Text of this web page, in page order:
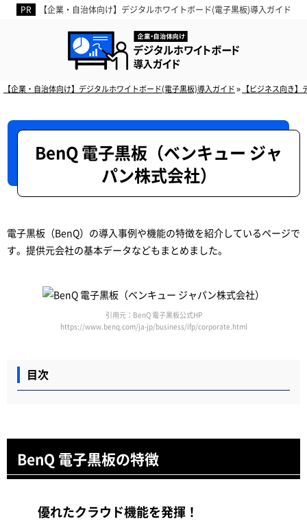
【企業・自治体向け】デジタルホワイトボード(電子黒板)導入ガイド
デジタルホワイトボ
【企業・自治体向け】デジタルホワイトボード(電子黒板)導入ガイド» 【ビジネス向き
BenQ 電子黒板（ベンキュー ジャ
パン株式会社）
電子黒板（BenQ）の導入事例や機能の特徴を紹介しているページで
す。提供元会社の基本データなどもまとめました。
引用元：BenQ 電子黒板公式HP
https://www.benq.com/ja-jp/business/ifp/corporate.html
目次
BenQ 電子黒板の特徴
優れたクラウド機能を発揮！